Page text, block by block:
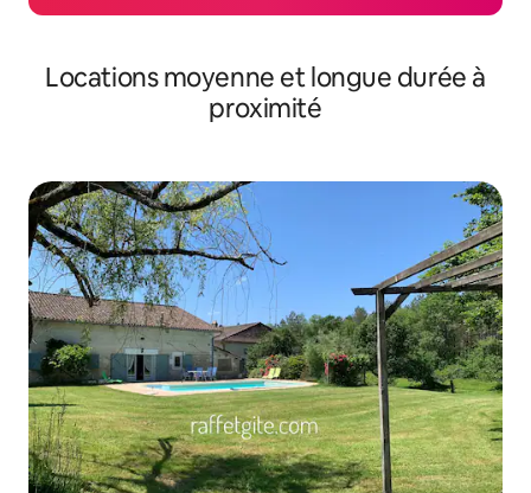
Locations moyenne et longue durée à
proximité